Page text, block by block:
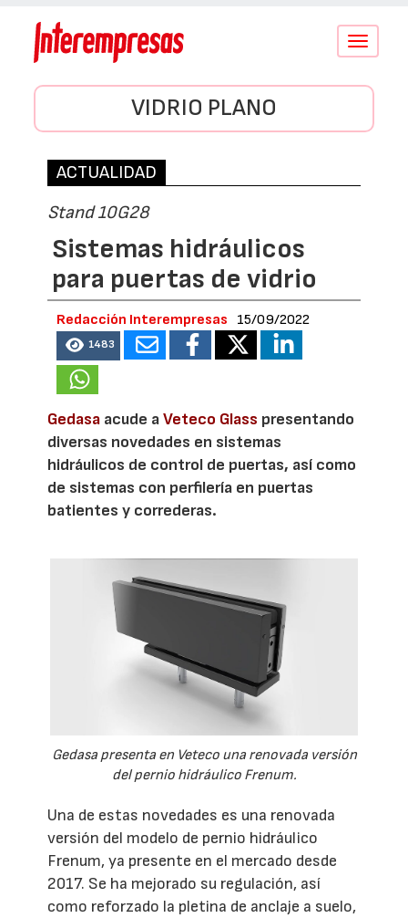
Conmutar
VIDRIO PLANO
ACTUALIDAD
Stand 10G28
Sistemas hidráulicos
para puertas de vidrio
Redacción Interempresas 15/09/2022
1483
Gedasa acude aVeteco Glass presentando
diversas novedades en sistemas
hidráulicos de control de puertas, así como
de sistemas con perfilería en puertas
batientes y correderas.
Gedasa presenta en Veteco una renovada versión
del pernio hidráulico Frenum.
Una de estas novedades es una renovada
versión del modelo de pernio hidráulico
Frenum, ya presente en el mercado desde
2017. Se ha mejorado su regulación, así
como reforzado la pletina de anclaje a suelo,